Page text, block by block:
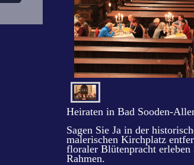
Heiraten in Bad Sooden-
Sagen Sie Ja in der
malerischen Kirchplatz
floraler Blütenpracht
Rahmen.